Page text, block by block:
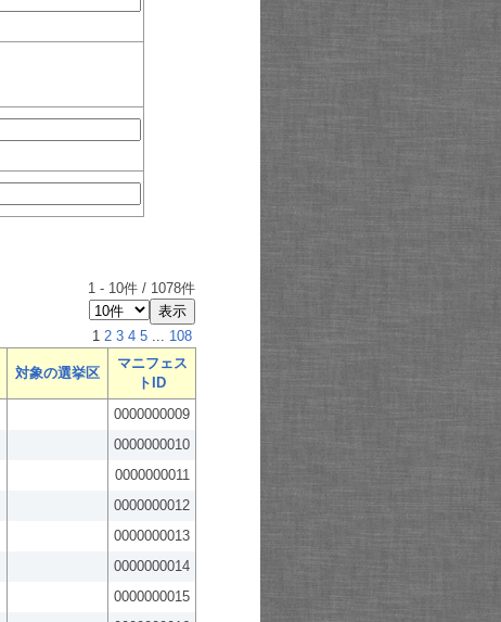
1 - 10件 / 1078件
1 2 3 4 5 ... 108
対象の選挙区
マニフェス
トID
0000000009
0000000010
0000000011
0000000012
0000000013
0000000014
0000000015